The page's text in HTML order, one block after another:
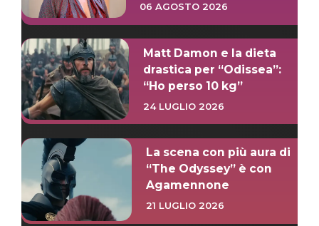
06 AGOSTO 2026
Matt Damon e la dieta
drastica per “Odissea”:
“Ho perso 10 kg”
24 LUGLIO 2026
La scena con più aura di
“The Odyssey” è con
Agamennone
21 LUGLIO 2026